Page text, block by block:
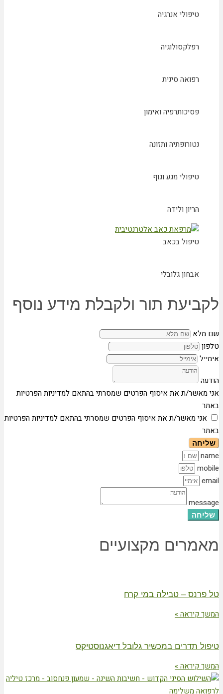
טיפולי אנרגיה
רפלקסולוגיה
רפואה סינית
פסיכותרפיה ואימון
נטורופתיה ותזונה
טיפולי מגע וגוף
הריון ולידה
טיפול בכאב
אבחון גלובלי
לקביעת תור ולקבלת מידע נוסף
שם מלא
טלפון
אימייל
הודעה
אני מאשר/ת את איסוף הפרטים שמסרתי בהתאם למדיניות הפרטיות
באתר
אני מאשר/ת את איסוף הפרטים שמסרתי בהתאם למדיניות הפרטיות
באתר
שליחה
name
mobile
email
message
שליחה
מאמרים מקצועיים
טל פרנס – טבילה במי קרח
המשך קיראה »
טיפול תדרים במכשיר גלובל דיאגנוסטיקס
המשך קיראה »